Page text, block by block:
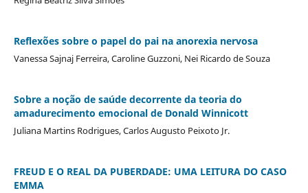
Reflexões sobre o papel do pai na anorexia nervosa
Vanessa Sajnaj Ferreira, Caroline Guzzoni, Nei Ricardo de Souza
Sobre a noção de saúde decorrente da teoria do
amadurecimento emocional de Donald Winnicott
Juliana Martins Rodrigues, Carlos Augusto Peixoto Jr.
FREUD E O REAL DA PUBERDADE: UMA LEITURA DO CASO
EMMA